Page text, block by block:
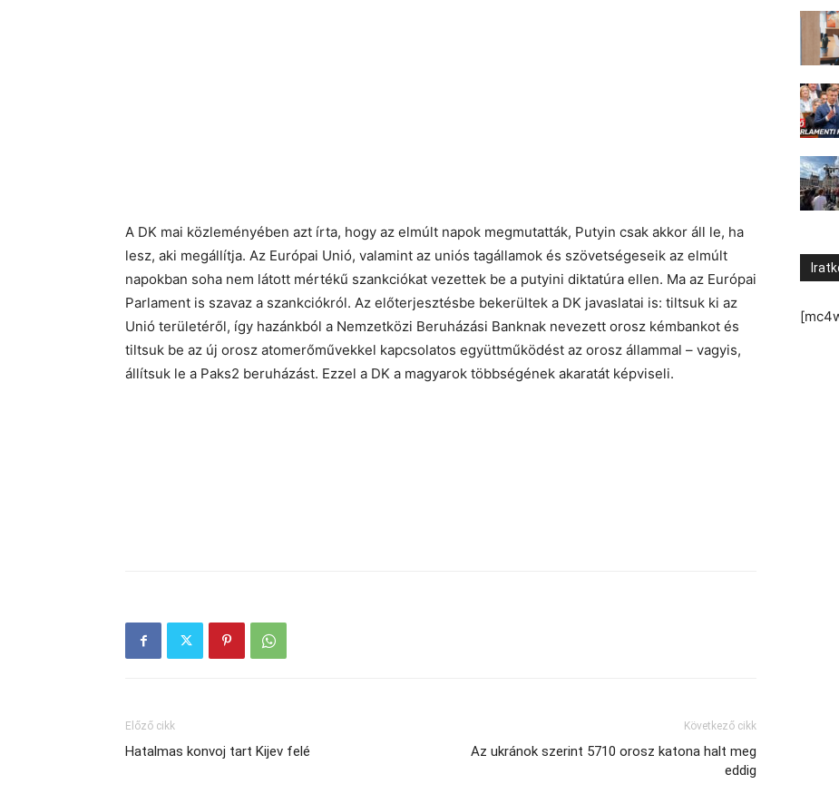
A DK mai közleményében azt írta, hogy az elmúlt napok megmutatták, Putyin csak akkor áll le, ha
lesz, aki megállítja. Az Európai Unió, valamint az uniós tagállamok és szövetségeseik az elmúlt
napokban soha nem látott mértékű szankciókat vezettek be a putyini diktatúra ellen. Ma az Európai
Parlament is szavaz a szankciókról. Az előterjesztésbe bekerültek a DK javaslatai is: tiltsuk ki az
Unió területéről, így hazánkból a Nemzetközi Beruházási Banknak nevezett orosz kémbankot és
tiltsuk be az új orosz atomerőművekkel kapcsolatos együttműködést az orosz állammal – vagyis,
állítsuk le a Paks2 beruházást. Ezzel a DK a magyarok többségének akaratát képviseli.
Előző cikk
Hatalmas konvoj tart Kijev felé
Következő cikk
Az ukránok szerint 5710 orosz katona halt meg
eddig